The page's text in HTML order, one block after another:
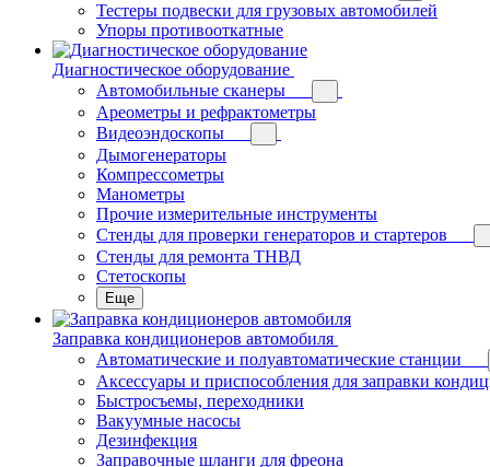
Тестеры подвески для грузовых автомобилей
Упоры противооткатные
Диагностическое оборудование
Автомобильные сканеры
Ареометры и рефрактометры
Видеоэндоскопы
Дымогенераторы
Компрессометры
Манометры
Прочие измерительные инструменты
Стенды для проверки генераторов и стартеров
Стенды для ремонта ТНВД
Стетоскопы
Еще
Заправка кондиционеров автомобиля
Автоматические и полуавтоматические станции
Аксессуары и приспособления для заправки
Быстросъемы, переходники
Вакуумные насосы
Дезинфекция
Заправочные шланги для фреона